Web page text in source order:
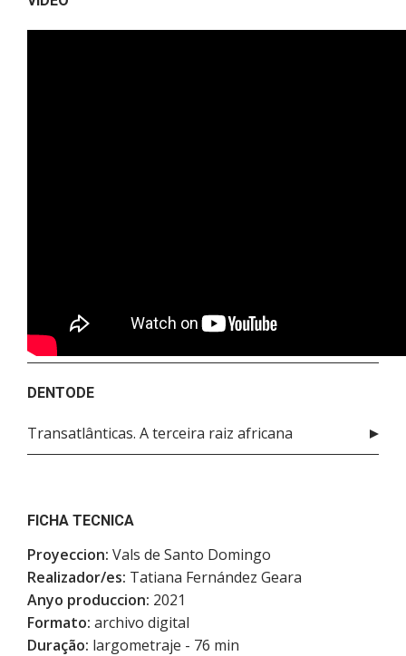
DENTODE
Transatlânticas. A terceira raiz africana
FICHA TECNICA
Proyeccion: Vals de Santo Domingo
Realizador/es: Tatiana Fernández Geara
Anyo produccion: 2021
Formato: archivo digital
Duração: largometraje - 76 min